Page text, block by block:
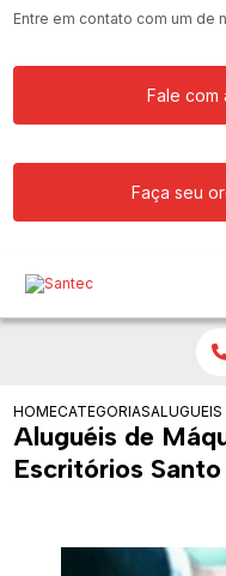
Entre em contato com um de
Fale com
Faça seu
HOMECATEGORIAS
Aluguéis de
Escritórios